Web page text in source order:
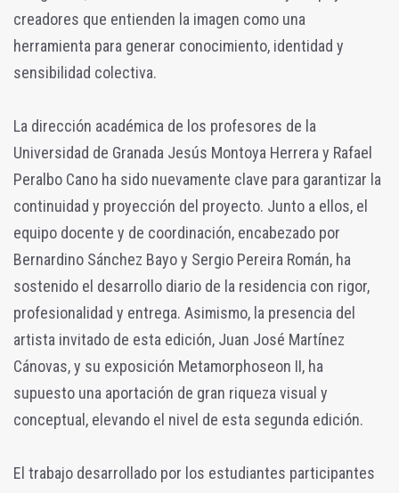
creadores que entienden la imagen como una
herramienta para generar conocimiento, identidad y
sensibilidad colectiva.
La dirección académica de los profesores de la
Universidad de Granada Jesús Montoya Herrera y Rafael
Peralbo Cano ha sido nuevamente clave para garantizar la
continuidad y proyección del proyecto. Junto a ellos, el
equipo docente y de coordinación, encabezado por
Bernardino Sánchez Bayo y Sergio Pereira Román, ha
sostenido el desarrollo diario de la residencia con rigor,
profesionalidad y entrega. Asimismo, la presencia del
artista invitado de esta edición, Juan José Martínez
Cánovas, y su exposición Metamorphoseon II, ha
supuesto una aportación de gran riqueza visual y
conceptual, elevando el nivel de esta segunda edición.
El trabajo desarrollado por los estudiantes participantes